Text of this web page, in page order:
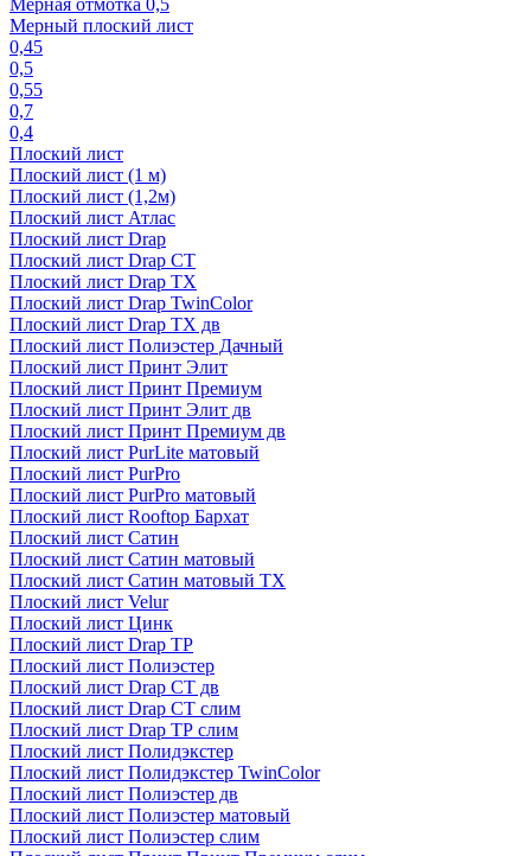
Мерная отмотка 0,5
Мерный плоский лист
0,45
0,5
0,55
0,7
0,4
Плоский лист
Плоский лист (1 м)
Плоский лист (1,2м)
Плоский лист Атлас
Плоский лист Drap
Плоский лист Drap СТ
Плоский лист Drap TX
Плоский лист Drap TwinColor
Плоский лист Drap ТХ дв
Плоский лист Полиэстер Дачный
Плоский лист Принт Элит
Плоский лист Принт Премиум
Плоский лист Принт Элит дв
Плоский лист Принт Премиум дв
Плоский лист PurLite матовый
Плоский лист PurPro
Плоский лист PurPro матовый
Плоский лист Rooftop Бархат
Плоский лист Сатин
Плоский лист Сатин матовый
Плоский лист Сатин матовый TX
Плоский лист Velur
Плоский лист Цинк
Плоский лист Drap ТР
Плоский лист Полиэстер
Плоский лист Drap СТ дв
Плоский лист Drap СТ слим
Плоский лист Drap ТР слим
Плоский лист Полидэкстер
Плоский лист Полидэкстер TwinColor
Плоский лист Полиэстер дв
Плоский лист Полиэстер матовый
Плоский лист Полиэстер слим